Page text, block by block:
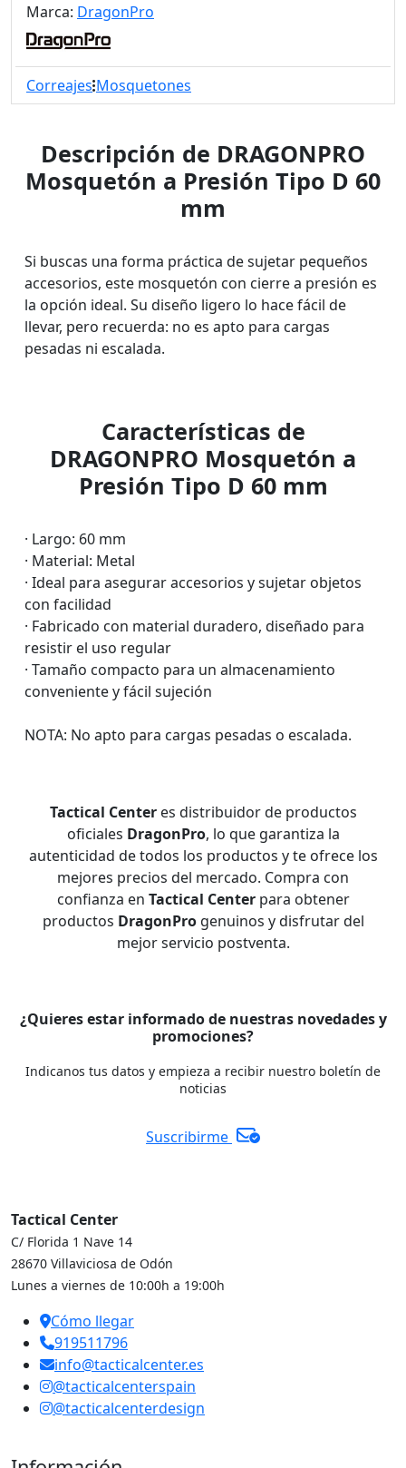
Marca: DragonPro
Correajes Mosquetones
Descripción de DRAGONPRO
Mosquetón a Presión Tipo D 60
mm
Si buscas una forma práctica de sujetar pequeños
accesorios, este mosquetón con cierre a presión es
la opción ideal. Su diseño ligero lo hace fácil de
llevar, pero recuerda: no es apto para cargas
pesadas ni escalada.
Características de
DRAGONPRO Mosquetón a
Presión Tipo D 60 mm
· Largo: 60 mm
· Material: Metal
· Ideal para asegurar accesorios y sujetar objetos
con facilidad
· Fabricado con material duradero, diseñado para
resistir el uso regular
· Tamaño compacto para un almacenamiento
conveniente y fácil sujeción
NOTA: No apto para cargas pesadas o escalada.
Tactical Centeres distribuidor de productos
oficiales DragonPro, lo que garantiza la
autenticidad de todos los productos y te ofrece los
mejores precios del mercado. Compra con
confianza en Tactical Centerpara obtener
productos DragonProgenuinos y disfrutar del
mejor servicio postventa.
¿Quieres estar informado de nuestras novedades y
promociones?
Indicanos tus datos y empieza a recibir nuestro boletín de
noticias
Suscribirme
Tactical Center
C/ Florida 1 Nave 14
28670 Villaviciosa de Odón
Lunes a viernes de 10:00h a 19:00h
Cómo llegar
919511796
info@tacticalcenter.es
@tacticalcenterspain
@tacticalcenterdesign